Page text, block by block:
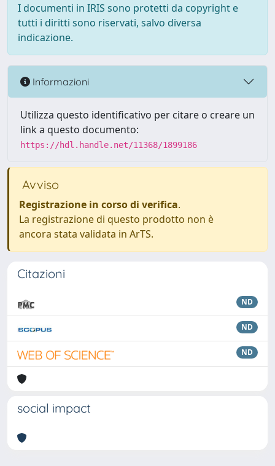
I documenti in IRIS sono protetti da copyright e
tutti i diritti sono riservati, salvo diversa
indicazione.
Informazioni
Utilizza questo identificativo per citare o creare un
link a questo documento:
https://hdl.handle.net/11368/1899186
Avviso
Registrazione in corso di verifica.
La registrazione di questo prodotto non è
ancora stata validata in ArTS.
Citazioni
ND
ND
ND
social impact